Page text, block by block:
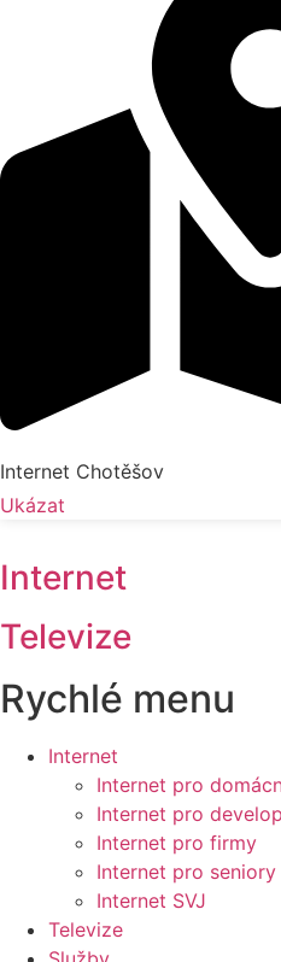
Internet Chotěšov
Ukázat
Internet
Televize
Rychlé menu
Internet
Internet pro
Internet pro
Internet pro firmy
Internet pro seniory
Internet SVJ
Televize